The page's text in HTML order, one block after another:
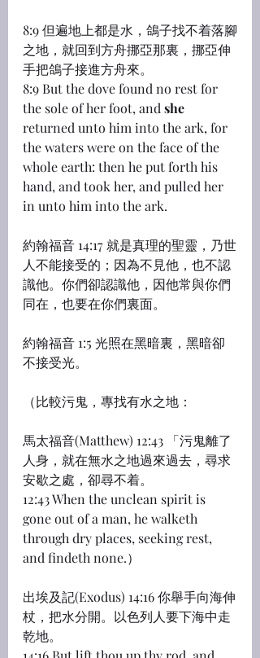
8:9 但遍地上都是水，鴿子找不着落腳
之地，就回到方舟挪亞那裏，挪亞伸
手把鴿子接進方舟來。
8:9 But the dove found no rest for
the sole of her foot, and she
returned unto him into the ark, for
the waters were on the face of the
whole earth: then he put forth his
hand, and took her, and pulled her
in unto him into the ark.
約翰福音 14:17 就是真理的聖靈，乃世
人不能接受的；因為不見他，也不認
識他。你們卻認識他，因他常與你們
同在，也要在你們裏面。
約翰福音 1:5 光照在黑暗裏，黑暗卻
不接受光。
（比較污鬼，專找有水之地：
馬太福音(Matthew) 12:43 「污鬼離了
人身，就在無水之地過來過去，尋求
安歇之處，卻尋不着。
12:43 When the unclean spirit is
gone out of a man, he walketh
through dry places, seeking rest,
and findeth none.）
出埃及記(Exodus) 14:16 你舉手向海伸
杖，把水分開。以色列人要下海中走
乾地。